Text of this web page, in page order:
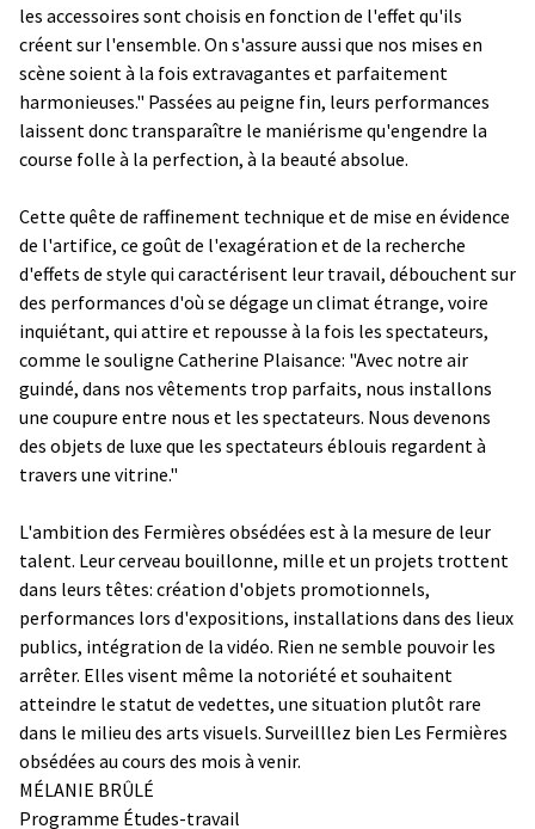
les accessoires sont choisis en fonction de l'effet qu'ils
créent sur l'ensemble. On s'assure aussi que nos mises en
scène soient à la fois extravagantes et parfaitement
harmonieuses." Passées au peigne fin, leurs performances
laissent donc transparaître le maniérisme qu'engendre la
course folle à la perfection, à la beauté absolue.
Cette quête de raffinement technique et de mise en évidence
de l'artifice, ce goût de l'exagération et de la recherche
d'effets de style qui caractérisent leur travail, débouchent sur
des performances d'où se dégage un climat étrange, voire
inquiétant, qui attire et repousse à la fois les spectateurs,
comme le souligne Catherine Plaisance: "Avec notre air
guindé, dans nos vêtements trop parfaits, nous installons
une coupure entre nous et les spectateurs. Nous devenons
des objets de luxe que les spectateurs éblouis regardent à
travers une vitrine."
L'ambition des Fermières obsédées est à la mesure de leur
talent. Leur cerveau bouillonne, mille et un projets trottent
dans leurs têtes: création d'objets promotionnels,
performances lors d'expositions, installations dans des lieux
publics, intégration de la vidéo. Rien ne semble pouvoir les
arrêter. Elles visent même la notoriété et souhaitent
atteindre le statut de vedettes, une situation plutôt rare
dans le milieu des arts visuels. Surveilllez bien Les Fermières
obsédées au cours des mois à venir.
MÉLANIE BRÛLÉ
Programme Études-travail